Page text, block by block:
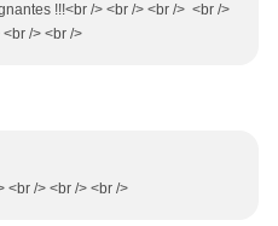
!!!<br /> <br /> <br /> <br />
/> <br />
<br /> <br /> <br />